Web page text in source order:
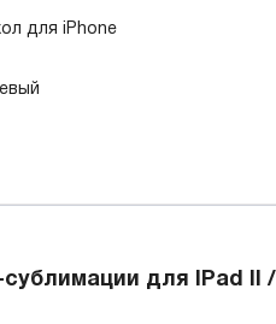
для iPhone
для IPad II /